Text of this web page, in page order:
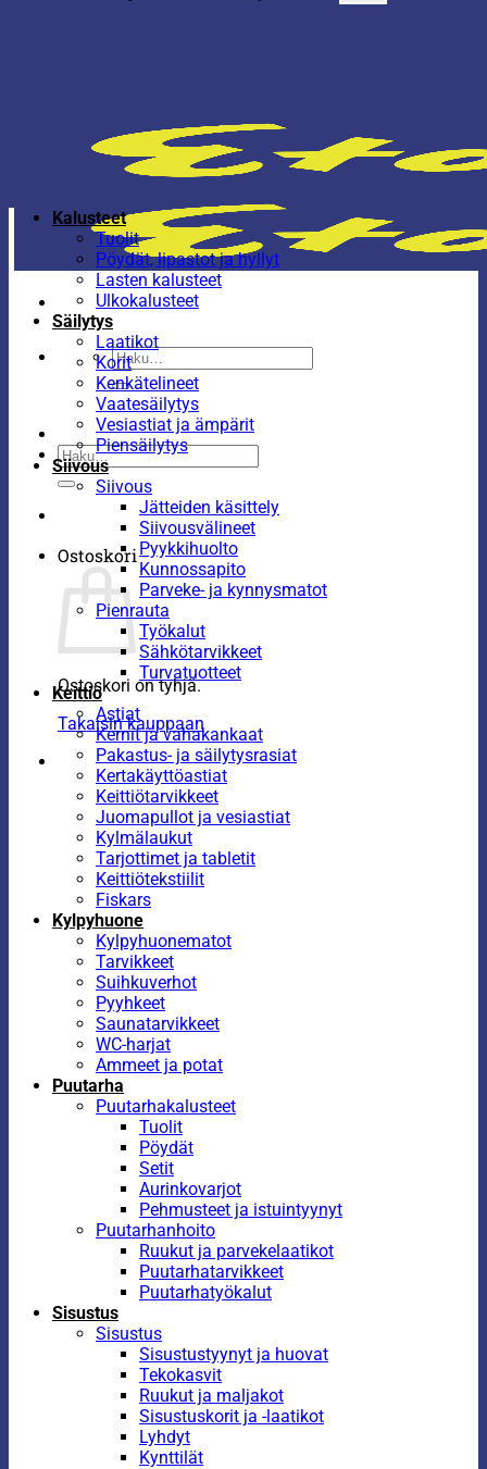
Etsi:
Etsi:
Ostoskori
Ostoskori on tyhjä.
Takaisin kauppaan
Kalusteet
Tuolit
Pöydät, lipastot ja hyllyt
Lasten kalusteet
Ulkokalusteet
Säilytys
Laatikot
Korit
Kenkätelineet
Vaatesäilytys
Vesiastiat ja ämpärit
Piensäilytys
Siivous
Siivous
Jätteiden käsittely
Siivousvälineet
Pyykkihuolto
Kunnossapito
Parveke- ja kynnysmatot
Pienrauta
Työkalut
Sähkötarvikkeet
Turvatuotteet
Keittiö
Astiat
Kernit ja vahakankaat
Pakastus- ja säilytysrasiat
Kertakäyttöastiat
Keittiötarvikkeet
Juomapullot ja vesiastiat
Kylmälaukut
Tarjottimet ja tabletit
Keittiötekstiilit
Fiskars
Kylpyhuone
Kylpyhuonematot
Tarvikkeet
Suihkuverhot
Pyyhkeet
Saunatarvikkeet
WC-harjat
Ammeet ja potat
Puutarha
Puutarhakalusteet
Tuolit
Pöydät
Setit
Aurinkovarjot
Pehmusteet ja istuintyynyt
Puutarhanhoito
Ruukut ja parvekelaatikot
Puutarhatarvikkeet
Puutarhatyökalut
Sisustus
Sisustus
Sisustustyynyt ja huovat
Tekokasvit
Ruukut ja maljakot
Sisustuskorit ja -laatikot
Lyhdyt
Kynttilät